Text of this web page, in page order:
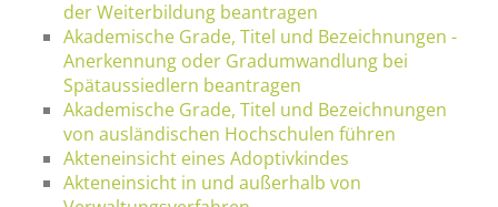
der Weiterbildung beantragen
Akademische Grade, Titel und Bezeichnungen -
Anerkennung oder Gradumwandlung bei
Spätaussiedlern beantragen
Akademische Grade, Titel und Bezeichnungen
von ausländischen Hochschulen führen
Akteneinsicht eines Adoptivkindes
Akteneinsicht in und außerhalb von